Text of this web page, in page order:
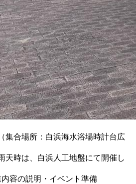
合場所：白浜海水浴場時計台広
、白浜人工地盤にて開催し
説明・イベント準備